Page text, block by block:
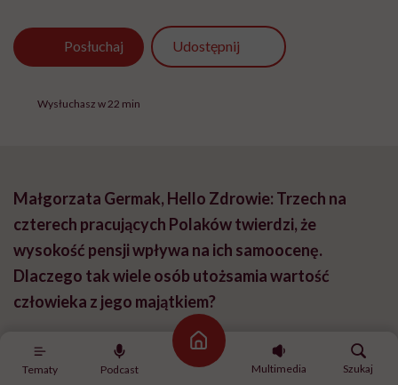
Tematy Podcast
Strona główna
Multimedia
Szukaj
Posłuchaj Udostępnij
Wysłuchasz w 22 min
Małgorzata Germak, Hello Zdrowie: Trzech na
czterech pracujących Polaków twierdzi, że
wysokość pensji wpływa na ich samoocenę.
Dlaczego tak wiele osób utożsamia wartość
człowieka z jego majątkiem?
Bianca-Beata Kotoro: Dlatego, że pieniądze i status
materialny wydają się czymś, co można łatwo